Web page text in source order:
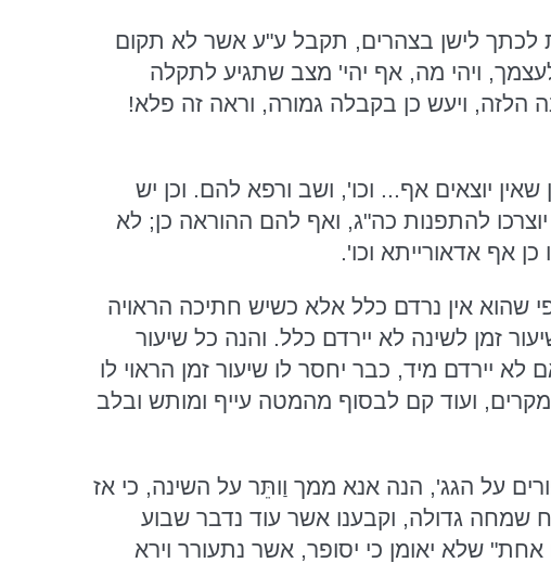
לכתך לישן בצהרים, תקבל ע"ע אשר לא תקום
ויהי מה, אף יהי' מצב שתגיע לתקלה
הלזה, ויעש כן בקבלה גמורה, וראה זה פלא!
יוצאים אף... וכו', ושב ורפא להם. וכן יש
להתפנות כה"ג, ואף להם ההוראה כן; לא
אף אדאורייתא וכו'.
אין נרדם כלל אלא כשיש חתיכה הראויה
זמן לשינה לא יירדם כלל. והנה כל שיעור
יירדם מיד, כבר יחסר לו שיעור זמן הראוי לו
ועוד קם לבסוף מהמטה עייף ומותש ובלב
על הגג', הנה אנא ממך וַותֵּר על השינה, כי אז
השינה וכהנ"ל - ושמח שמחה גדולה, וקבענו אשר עוד נדבר שבוע
שלא יאומן כי יסופר, אשר נתעורר וירא